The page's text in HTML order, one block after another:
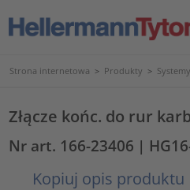
Strona internetowa > Produkty >
Złącze końc. do rur
Nr art. 166-23406 |
Kopiuj opis produktu